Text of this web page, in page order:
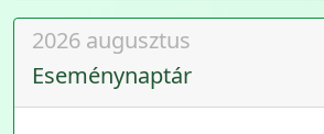
2026 augusztus
Eseménynaptár